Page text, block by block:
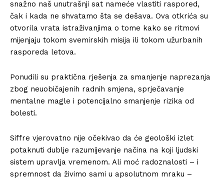
snažno naš unutrašnji sat nameće vlastiti raspored,
čak i kada ne shvatamo šta se dešava. Ova otkrića su
otvorila vrata istraživanjima o tome kako se ritmovi
mijenjaju tokom svemirskih misija ili tokom užurbanih
rasporeda letova.
Ponudili su praktična rješenja za smanjenje naprezanja
zbog neuobičajenih radnih smjena, sprječavanje
mentalne magle i potencijalno smanjenje rizika od
bolesti.
Siffre vjerovatno nije očekivao da će geološki izlet
potaknuti dublje razumijevanje načina na koji ljudski
sistem upravlja vremenom. Ali moć radoznalosti – i
spremnost da živimo sami u apsolutnom mraku –